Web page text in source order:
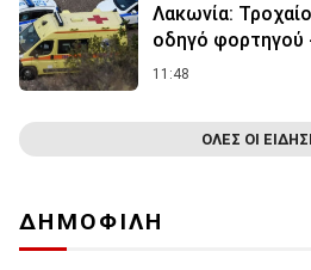
Λακωνία:
οδηγό φορτηγού
11:48
ΟΛΕΣ ΟΙ
ΔΗΜΟΦΙΛΗ